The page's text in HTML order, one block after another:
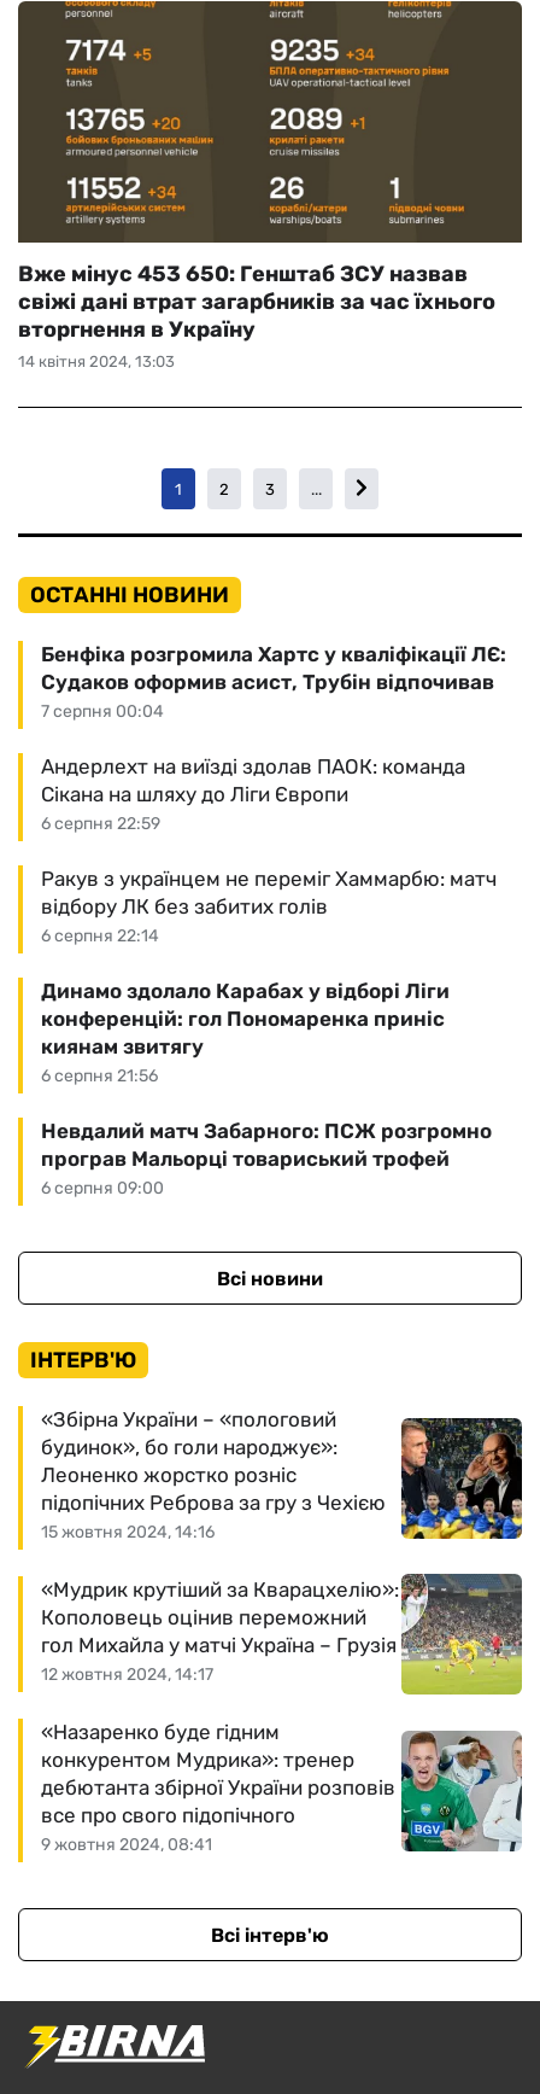
14 квітня 2024, 13:03
Вже мінус 453 650: Генштаб ЗСУ назвав
свіжі дані втрат загарбників за час їхнього
вторгнення в Україну
1 2 3 ...
ОСТАННІ НОВИНИ
7 серпня 00:04
Бенфіка розгромила Хартс у кваліфікації ЛЄ:
Судаков оформив асист, Трубін відпочивав
6 серпня 22:59
Андерлехт на виїзді здолав ПАОК: команда
Сікана на шляху до Ліги Європи
6 серпня 22:14
Ракув з українцем не переміг Хаммарбю: матч
відбору ЛК без забитих голів
6 серпня 21:56
Динамо здолало Карабах у відборі Ліги
конференцій: гол Пономаренка приніс
киянам звитягу
6 серпня 09:00
Невдалий матч Забарного: ПСЖ розгромно
програв Мальорці товариський трофей
Всі новини
ІНТЕРВ'Ю
15 жовтня 2024, 14:16
«Збірна України – «пологовий
будинок», бо голи народжує»:
Леоненко жорстко розніс
підопічних Реброва за гру з Чехією
12 жовтня 2024, 14:17
«Мудрик крутіший за Кварацхелію»:
Кополовець оцінив переможний
гол Михайла у матчі Україна – Грузія
9 жовтня 2024, 08:41
«Назаренко буде гідним
конкурентом Мудрика»: тренер
дебютанта збірної України розповів
все про свого підопічного
Всі інтерв'ю